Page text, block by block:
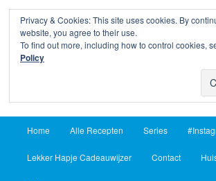
Lekker Hapje
Skip
to
Skip
to
Home Alle Recepten Series
Lekker Hapje Cadeauwijzer Contact
Privacy & Cookies: This site uses cookies. By
website, you agree to their use.
To find out more, including how to control cookies,
Policy